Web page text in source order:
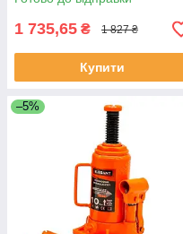
1 735,65 ₴ 1 827 ₴
Купити
–5%